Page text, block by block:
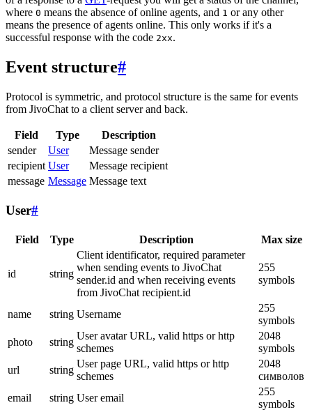
where 0 means the absence of online agents, and 1 or any other
means the presence of agents online. This only works if it's a
successful response with the code 2xx.
Event structure#
Protocol is symmetric, and protocol structure is the same for events
from JivoChat to a client server and back.
Field Type
Description
sender
User
Message sender
recipient User
Message recipient
message Message Message text
User#
Field Type Description Max size
id string
Client identificator, required parameter
when sending events to JivoChat
sender.id and when receiving events
from JivoChat recipient.id
255
symbols
name string Username
255
symbols
photo
string
User avatar URL, valid https or http
schemes
2048
symbols
url
string
User page URL, valid https or http
schemes
2048
символов
email
string User email
255
symbols